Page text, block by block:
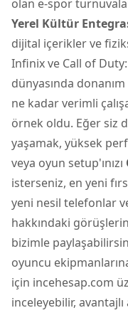
olan e-spor
Yerel Kültür
dijital içerikler ve
Infinix ve Call of
dünyasında
ne kadar verimli
örnek oldu. Eğer siz
yaşamak, yüksek
veya oyun setup'ınızı
isterseniz, en yeni
yeni nesil telefonlar
hakkındaki
bizimle
oyuncu
için incehesap.com
inceleyebilir,